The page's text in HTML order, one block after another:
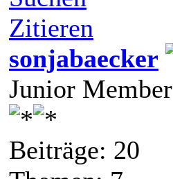
Zitieren
sonjabaecker
Junior Member
Beiträge: 20